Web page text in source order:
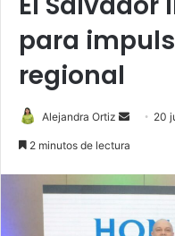
para
regional
Alejandra Ortiz
Send 20
2 minutos de lectura